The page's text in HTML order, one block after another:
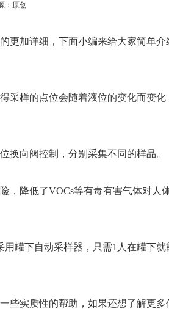
：原创
更加详细，下面小编来给大家简单介
采样的点位会随着液位的变化而变化
换向阀控制，分别采集不同的样品。
，降低了VOCs等有毒有害气体对人
罐下自动采样器，只需1人在罐下
些实质性的帮助，如果还想了解更